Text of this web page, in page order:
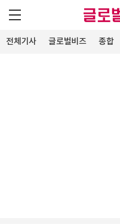
전체기사 글로벌비즈 종합